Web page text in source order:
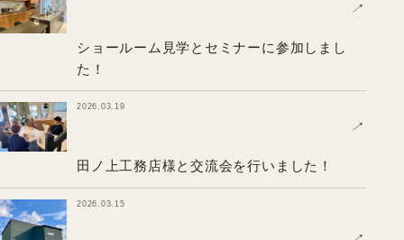
ショールーム見学とセミナーに参加しまし
た！
↗
2026.03.19
田ノ上工務店様と交流会を行いました！
↗
2026.03.15